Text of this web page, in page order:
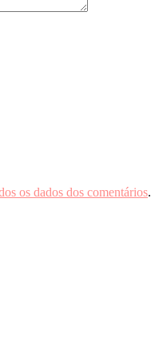
os dados dos comentários.